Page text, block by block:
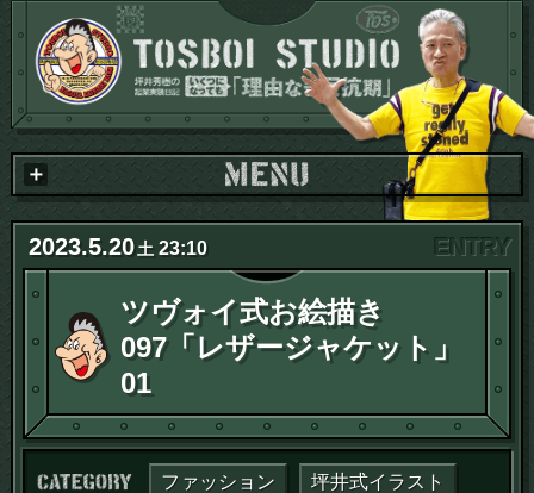
2023.5.20土 23:10
ツヴォイ式お絵描き
097「レザージャケット」
01
カテゴリー：
ファッション 坪井式イラスト